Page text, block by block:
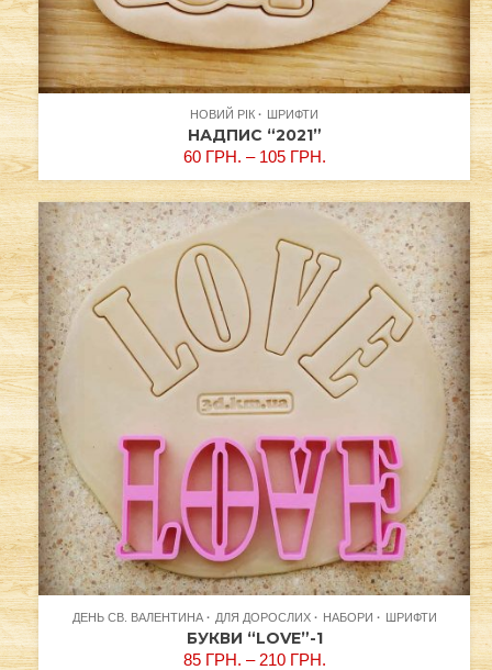
НОВИЙ РІК ШРИФТИ
НАДПИС “2021”
60 ГРН. – 105 ГРН.
ДЕНЬ СВ. ВАЛЕНТИНА ДЛЯ ДОРОСЛИХ НАБОРИ ШРИФТИ
БУКВИ “LOVE”-1
85 ГРН. – 210 ГРН.